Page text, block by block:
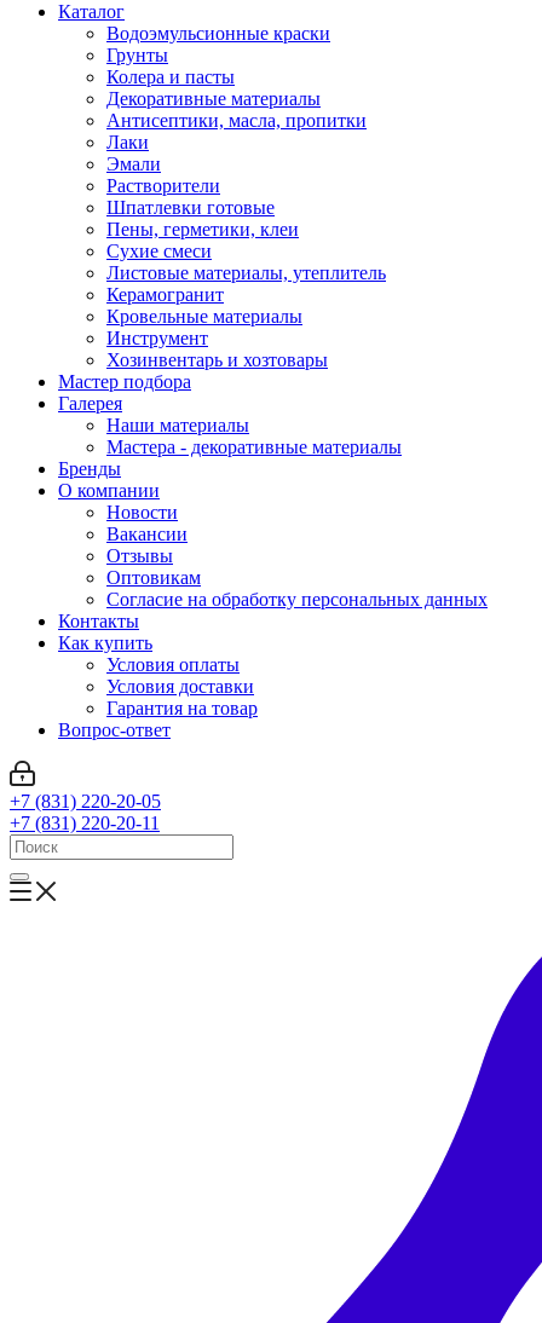
Каталог
Водоэмульсионные краски
Грунты
Колера и пасты
Декоративные материалы
Антисептики, масла, пропитки
Лаки
Эмали
Растворители
Шпатлевки готовые
Пены, герметики, клеи
Сухие смеси
Листовые материалы, утеплитель
Керамогранит
Кровельные материалы
Инструмент
Хозинвентарь и хозтовары
Мастер подбора
Галерея
Наши материалы
Мастера - декоративные материалы
Бренды
О компании
Новости
Вакансии
Отзывы
Оптовикам
Cогласие на обработку персональных данных
Контакты
Как купить
Условия оплаты
Условия доставки
Гарантия на товар
Вопрос-ответ
+7 (831) 220-20-05
+7 (831) 220-20-11